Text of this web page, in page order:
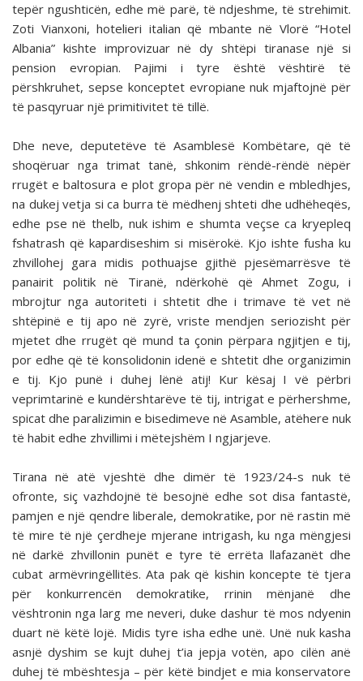
tepër ngushticën, edhe më parë, të ndjeshme, të strehimit.
Zoti Vianxoni, hotelieri italian që mbante në Vlorë “Hotel
Albania” kishte improvizuar në dy shtëpi tiranase një si
pension evropian. Pajimi i tyre është vështirë të
përshkruhet, sepse konceptet evropiane nuk mjaftojnë për
të pasqyruar një primitivitet të tillë.
Dhe neve, deputetëve të Asamblesë Kombëtare, që të
shoqëruar nga trimat tanë, shkonim rëndë-rëndë nëpër
rrugët e baltosura e plot gropa për në vendin e mbledhjes,
na dukej vetja si ca burra të mëdhenj shteti dhe udhëheqës,
edhe pse në thelb, nuk ishim e shumta veçse ca kryepleq
fshatrash që kapardiseshim si misërokë. Kjo ishte fusha ku
zhvillohej gara midis pothuajse gjithë pjesëmarrësve të
panairit politik në Tiranë, ndërkohë që Ahmet Zogu, i
mbrojtur nga autoriteti i shtetit dhe i trimave të vet në
shtëpinë e tij apo në zyrë, vriste mendjen seriozisht për
mjetet dhe rrugët që mund ta çonin përpara ngjitjen e tij,
por edhe që të konsolidonin idenë e shtetit dhe organizimin
e tij. Kjo punë i duhej lënë atij! Kur kësaj I vë përbri
veprimtarinë e kundërshtarëve të tij, intrigat e përhershme,
spicat dhe paralizimin e bisedimeve në Asamble, atëhere nuk
të habit edhe zhvillimi i mëtejshëm I ngjarjeve.
Tirana në atë vjeshtë dhe dimër të 1923/24-s nuk të
ofronte, siç vazhdojnë të besojnë edhe sot disa fantastë,
pamjen e një qendre liberale, demokratike, por në rastin më
të mire të një çerdheje mjerane intrigash, ku nga mëngjesi
në darkë zhvillonin punët e tyre të errëta llafazanët dhe
cubat armëvringëllitës. Ata pak që kishin koncepte të tjera
për konkurrencën demokratike, rrinin mënjanë dhe
vështronin nga larg me neveri, duke dashur të mos ndyenin
duart në këtë lojë. Midis tyre isha edhe unë. Unë nuk kasha
asnjë dyshim se kujt duhej t’ia jepja votën, apo cilën anë
duhej të mbështesja – për këtë bindjet e mia konservatore